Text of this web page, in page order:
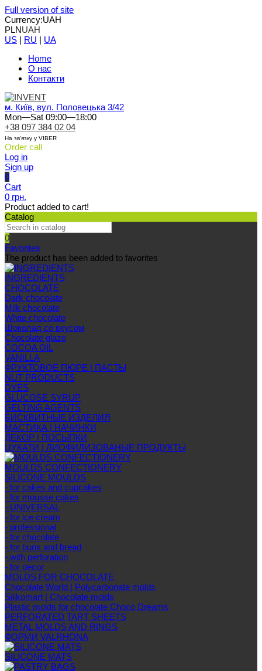
Full version of site
Currency:UAH
PLNUAH
US | RU | UA
Home
О нас
Контакти
м. Київ, вул. Половецька 3/42
Mon—Sat 09:00—18:00
+38 097 384 02 04
На зв'язку у VIBER
Order call
Log in
Sign up
0
Cart
0 грн.
Product added to cart!
Catalog
0
Favorites
The product has been added to favorites
INGREDIENTS
CHOCOLATE
Dark chocolate
Milk chocolate
White chocolate
Шоколад со вкусом
Chocolate glaze
COCOA OIL
VANILLA
ФРУКТОВОЕ ПЮРЕ | ПАСТЫ
NUT PRODUCTS
DYES
GLUCOSE SYRUP
GELTING AGENTS
БИСКВИТНЫЕ ИЗДЕЛИЯ
МАСТИКА | НАЧИНКИ
ДЕКОР | ПОСЫПКИ
ЦУКАТИ | ЛИОФИЛИЗОВАНЫЕ ПРОДУКТЫ
MOULDS CONFECTIONERY
SILICONE MOULDS
- for cakes and cupcakes
- for mousse cakes
- UNIVERSAL
- for ice cream
- professional
- for chocolate
- for buns and bread
- with perforation
- for decor
MOLDS FOR CHOCOLATE
Chocolate World | Polycarbonate molds
Silikomart | Chocolate molds
Plastic molds for chocolate Choco Dreams
PERFORATED TART SHEETS
METAL MOLDS AND RINGS
ФОРМИ VALRHONA
SILICONE MATS